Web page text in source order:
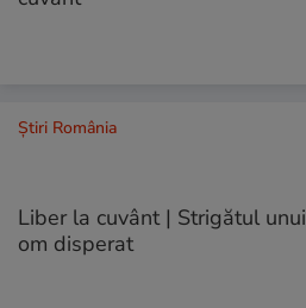
Știri România
Liber la cuvânt | Strigătul unui
om disperat